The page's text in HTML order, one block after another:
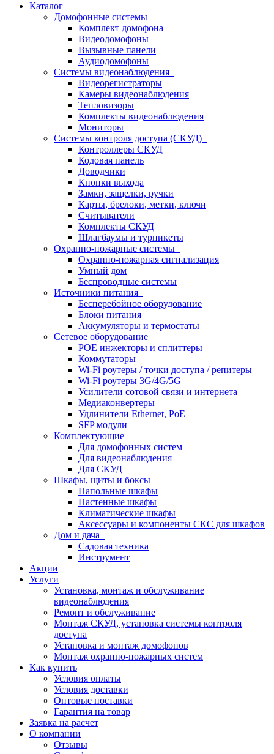
Каталог
Домофонные системы
Комплект домофона
Видеодомофоны
Вызывные панели
Аудиодомофоны
Системы видеонаблюдения
Видеорегистраторы
Камеры видеонаблюдения
Тепловизоры
Комплекты видеонаблюдения
Мониторы
Системы контроля доступа (СКУД)
Контроллеры СКУД
Кодовая панель
Доводчики
Кнопки выхода
Замки, защелки, ручки
Карты, брелоки, метки, ключи
Считыватели
Комплекты СКУД
Шлагбаумы и турникеты
Охранно-пожарные системы
Охранно-пожарная сигнализация
Умный дом
Беспроводные системы
Источники питания
Бесперебойное оборудование
Блоки питания
Аккумуляторы и термостаты
Сетевое оборудование
POE инжекторы и сплиттеры
Коммутаторы
Wi-Fi роутеры / точки доступа / репитеры
Wi-Fi роутеры 3G/4G/5G
Усилители сотовой связи и интернета
Медиаконвертеры
Удлинители Ethernet, PoE
SFP модули
Комплектующие
Для домофонных систем
Для видеонаблюдения
Для СКУД
Шкафы, щиты и боксы
Напольные шкафы
Настенные шкафы
Климатические шкафы
Аксессуары и компоненты СКС для шкафов
Дом и дача
Садовая техника
Инструмент
Акции
Услуги
Установка, монтаж и обслуживание
видеонаблюдения
Ремонт и обслуживание
Монтаж СКУД, установка системы контроля
доступа
Установка и монтаж домофонов
Монтаж охранно-пожарных систем
Как купить
Условия оплаты
Условия доставки
Оптовые поставки
Гарантия на товар
Заявка на расчет
О компании
Отзывы